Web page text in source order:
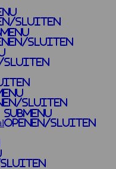
sluiten
sluiten
sluiten
sluiten
Submenu
openen/sluiten
sluiten